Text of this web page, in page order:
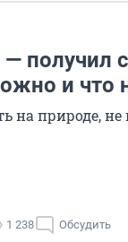
получил
и что
на природе,
1 238 Обсудить